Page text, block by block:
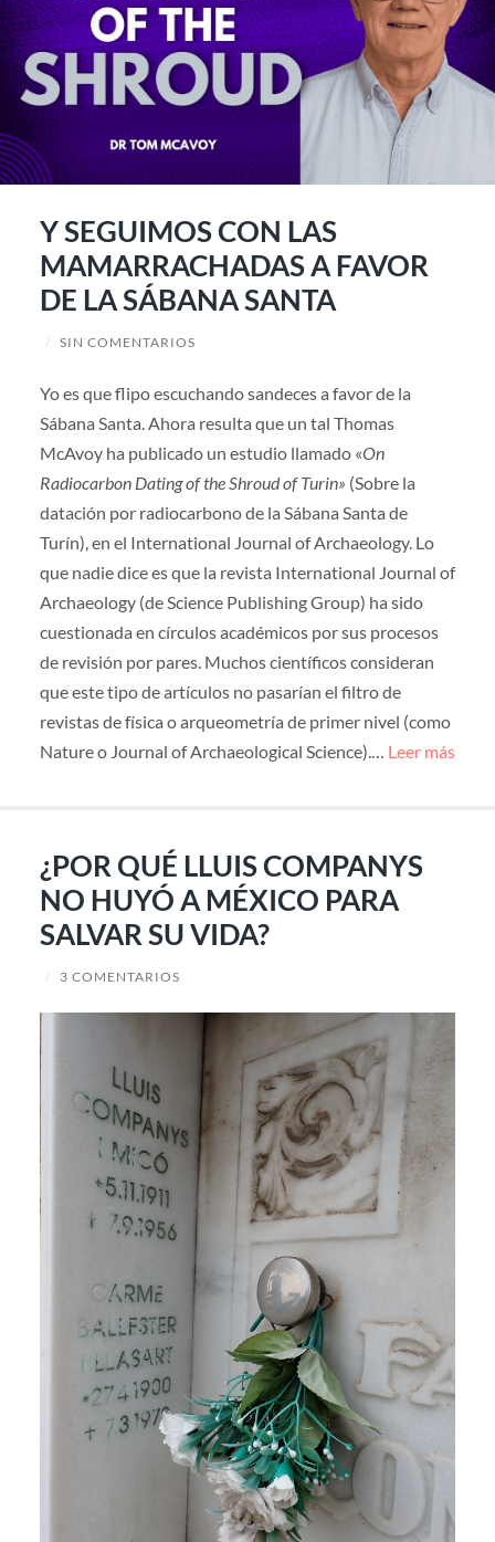
Y SEGUIMOS CON LAS
MAMARRACHADAS A FAVOR
DE LA SÁBANA SANTA
/ SIN COMENTARIOS
Yo es que flipo escuchando sandeces a favor de la
Sábana Santa. Ahora resulta que un tal Thomas
McAvoy ha publicado un estudio llamado «On
Radiocarbon Dating of the Shroud of Turin» (Sobre la
datación por radiocarbono de la Sábana Santa de
Turín), en el International Journal of Archaeology. Lo
que nadie dice es que la revista International Journal of
Archaeology (de Science Publishing Group) ha sido
cuestionada en círculos académicos por sus procesos
de revisión por pares. Muchos científicos consideran
que este tipo de artículos no pasarían el filtro de
revistas de física o arqueometría de primer nivel (como
Nature o Journal of Archaeological Science).… Leer más
¿POR QUÉ LLUIS COMPANYS
NO HUYÓ A MÉXICO PARA
SALVAR SU VIDA?
/ 3 COMENTARIOS